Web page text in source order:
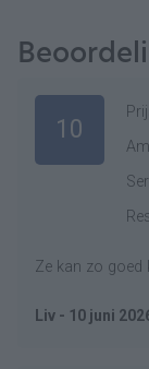
10
Ze kan zo goed
Liv - 10 juni